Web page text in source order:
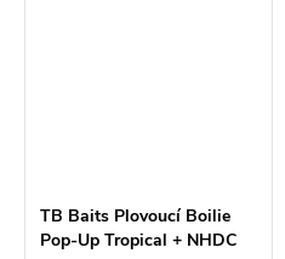
TB Baits Plovoucí Boilie
Pop-Up Tropical + NHDC